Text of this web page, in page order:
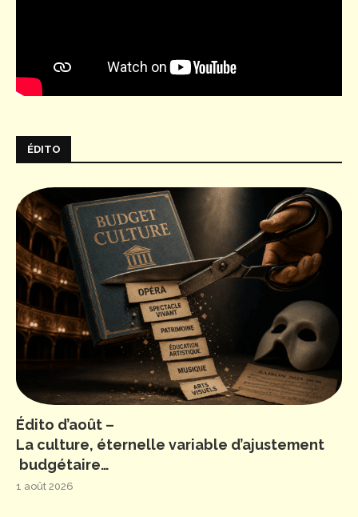
ÉDITO
Édito d’août –
La culture, éternelle variable d’ajustement
budgétaire…
1 août 2026